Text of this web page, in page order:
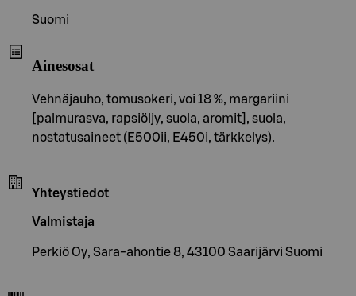
Suomi
Ainesosat
Vehnäjauho, tomusokeri, voi 18 %, margariini
[palmurasva, rapsiöljy, suola, aromit], suola,
nostatusaineet (E500ii, E450i, tärkkelys).
Yhteystiedot
Valmistaja
Perkiö Oy, Sara-ahontie 8, 43100 Saarijärvi Suomi